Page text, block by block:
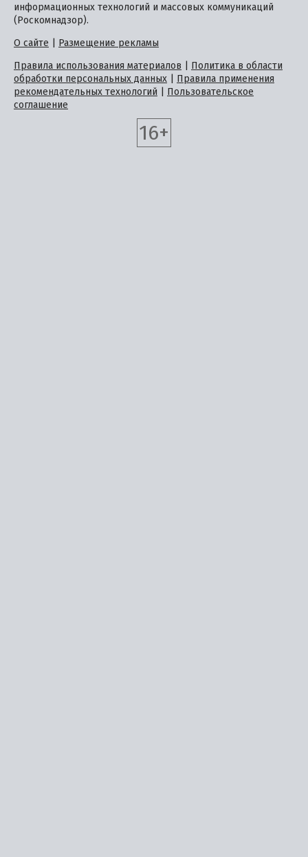
информационных технологий и массовых коммуникаций
(Роскомнадзор).
О сайте
Размещение рекламы
Правила использования материалов
Политика в области
обработки персональных данных
Правила применения
рекомендательных технологий
Пользовательское
соглашение
16+